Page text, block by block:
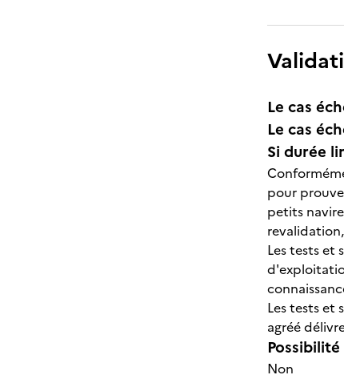
Le cas
Le cas
Si durée
pour
petits
Les tests et
Les tests et
agréé
Non